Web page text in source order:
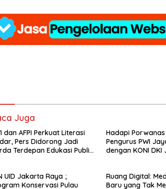
Juga
dan AFPI Perkuat Literasi
Pers Didorong Jadi
Terdepan Edukasi Publik
Hadapi Porwanas
Pengurus PWI
dengan KONI
UID Jakarta Raya ;
Konservasi Pulau
Ruang Digital:
Baru yang Tak